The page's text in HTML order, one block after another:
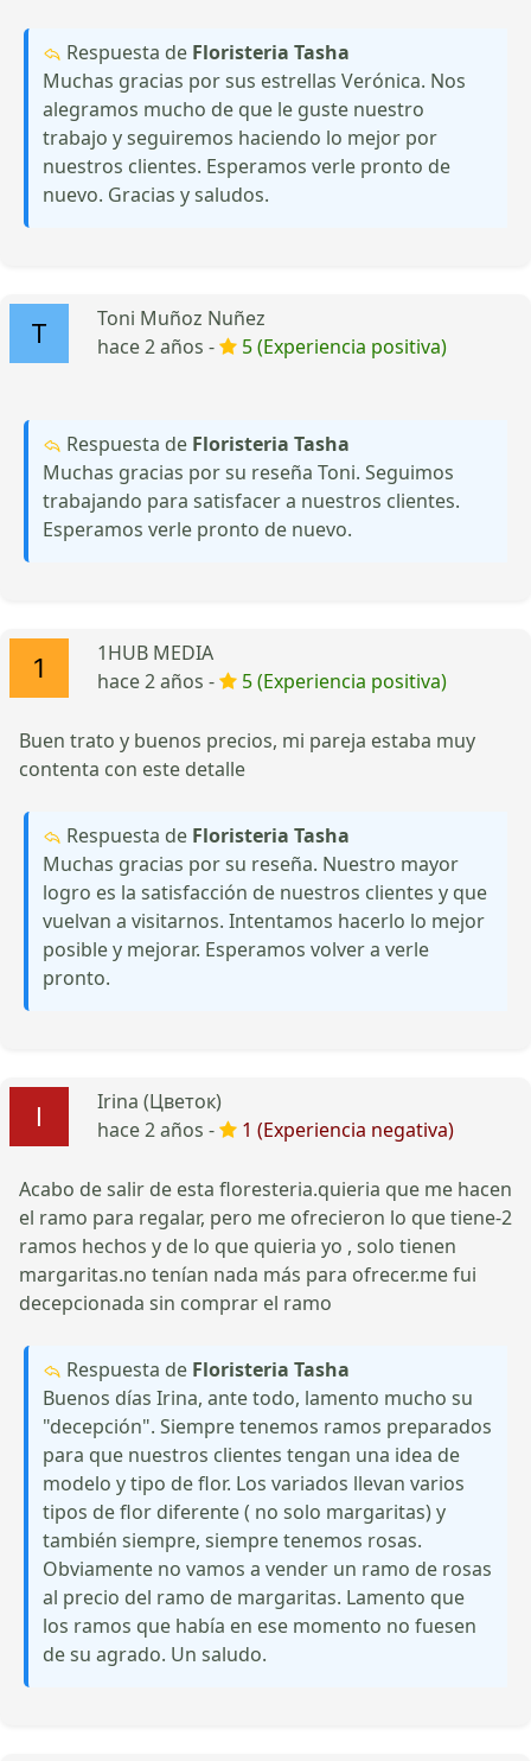
Respuesta de Floristeria Tasha
Muchas gracias por sus estrellas Verónica. Nos
alegramos mucho de que le guste nuestro
trabajo y seguiremos haciendo lo mejor por
nuestros clientes. Esperamos verle pronto de
nuevo. Gracias y saludos.
Toni Muñoz Nuñez
hace 2 años -
5 (Experiencia positiva)
Respuesta de Floristeria Tasha
Muchas gracias por su reseña Toni. Seguimos
trabajando para satisfacer a nuestros clientes.
Esperamos verle pronto de nuevo.
1HUB MEDIA
hace 2 años -
5 (Experiencia positiva)
Buen trato y buenos precios, mi pareja estaba muy
contenta con este detalle
Respuesta de Floristeria Tasha
Muchas gracias por su reseña. Nuestro mayor
logro es la satisfacción de nuestros clientes y que
vuelvan a visitarnos. Intentamos hacerlo lo mejor
posible y mejorar. Esperamos volver a verle
pronto.
Irina (Цветок)
hace 2 años -
1 (Experiencia negativa)
Acabo de salir de esta floresteria.quieria que me hacen
el ramo para regalar, pero me ofrecieron lo que tiene-2
ramos hechos y de lo que quieria yo , solo tienen
margaritas.no tenían nada más para ofrecer.me fui
decepcionada sin comprar el ramo
Respuesta de Floristeria Tasha
Buenos días Irina, ante todo, lamento mucho su
"decepción". Siempre tenemos ramos preparados
para que nuestros clientes tengan una idea de
modelo y tipo de flor. Los variados llevan varios
tipos de flor diferente ( no solo margaritas) y
también siempre, siempre tenemos rosas.
Obviamente no vamos a vender un ramo de rosas
al precio del ramo de margaritas. Lamento que
los ramos que había en ese momento no fuesen
de su agrado. Un saludo.